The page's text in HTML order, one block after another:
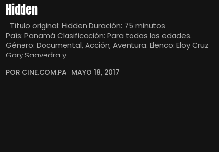
Hidden
Título original: Hidden Duración: 75 minutos
País: Panamá Clasificación: Para todas las edades.
Género: Documental, Acción, Aventura. Elenco: Eloy Cruz
Gary Saavedra y
POR CINE.COM.PA MAYO 18, 2017